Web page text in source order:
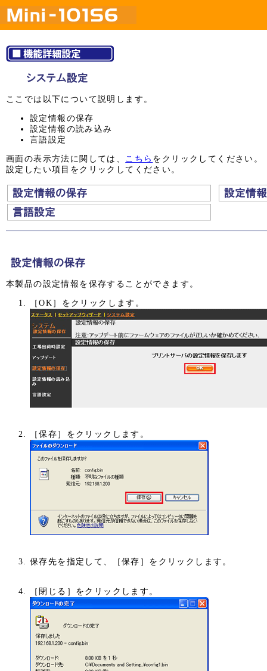
ここでは以下について説明します。
設定情報の保存
設定情報の読み込み
言語設定
画面の表示方法に関しては、 こちら をクリックしてください。
設定したい項目をクリックしてください。
本製品の設定情報を保存することができます。
［OK］をクリックします。
［保存］をクリックします。
保存先を指定して、［保存］をクリックします。
［閉じる］をクリックします。